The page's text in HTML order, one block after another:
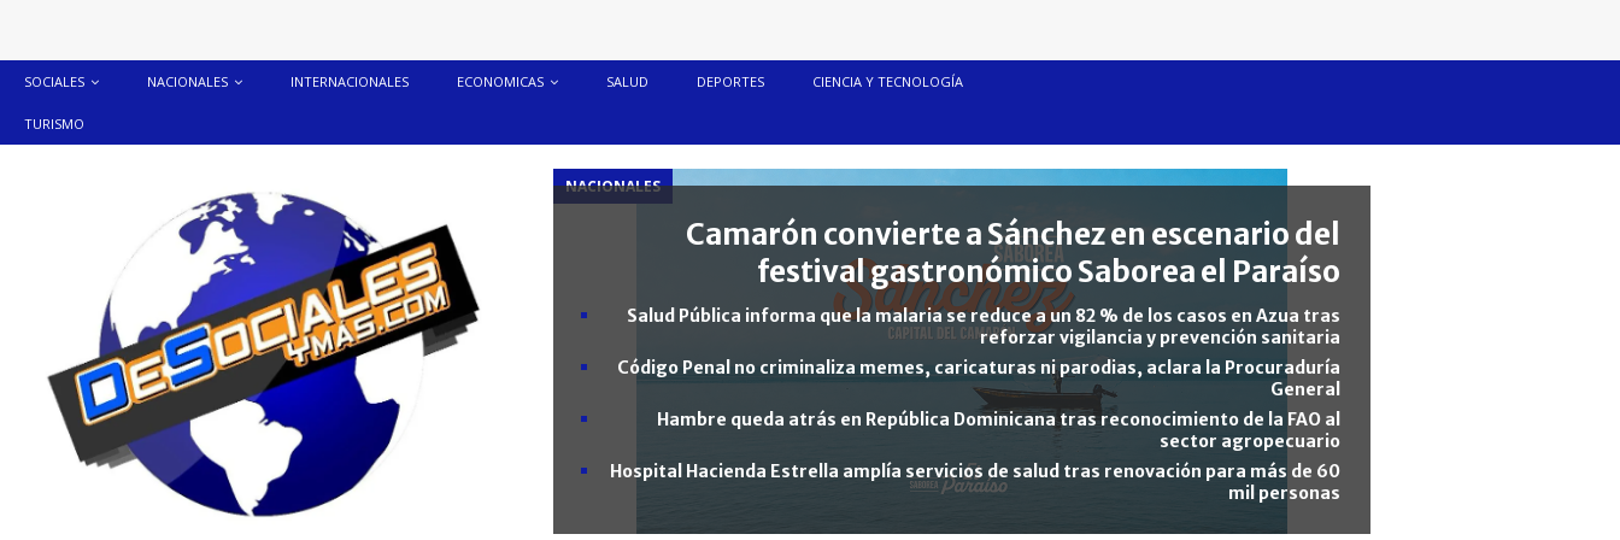
SOCIALES NACIONALES INTERNACIONALES ECONOMICAS SALUD DEPORTES CIENCIA Y TECNOLOGÍA
TURISMO
NACIONALES
Camarón convierte a Sánchez en escenario del
festival gastronómico Saborea el Paraíso
Salud Pública informa que la malaria se reduce a un 82 % de los casos en Azua tras
reforzar vigilancia y prevención sanitaria
Código Penal no criminaliza memes, caricaturas ni parodias, aclara la Procuraduría
General
Hambre queda atrás en República Dominicana tras reconocimiento de la FAO al
sector agropecuario
Hospital Hacienda Estrella amplía servicios de salud tras renovación para más de 60
mil personas